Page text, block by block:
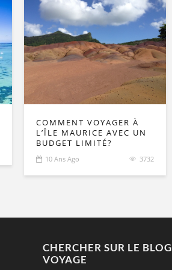
COMMENT VOYAGER À
L’ÎLE MAURICE AVEC UN
BUDGET LIMITÉ?
10 Ans Ago 3732
CHERCHER SUR LE BLOG
VOYAGE